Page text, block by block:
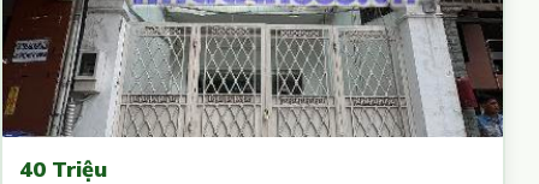
40 Triệu